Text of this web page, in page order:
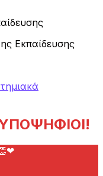
ΥΠΟΨΗΦΙΟΙ!